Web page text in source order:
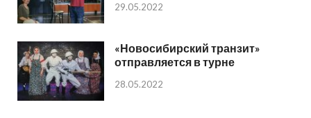
29.05.2022
«Новосибирский транзит»
отправляется в турне
28.05.2022